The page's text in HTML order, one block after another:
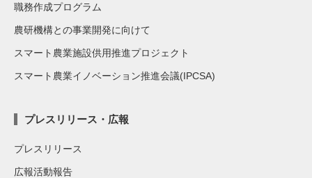
職務作成プログラム
農研機構との事業開発に向けて
スマート農業施設供用推進プロジェクト
スマート農業イノベーション推進会議(IPCSA)
プレスリリース・広報
プレスリリース
広報活動報告